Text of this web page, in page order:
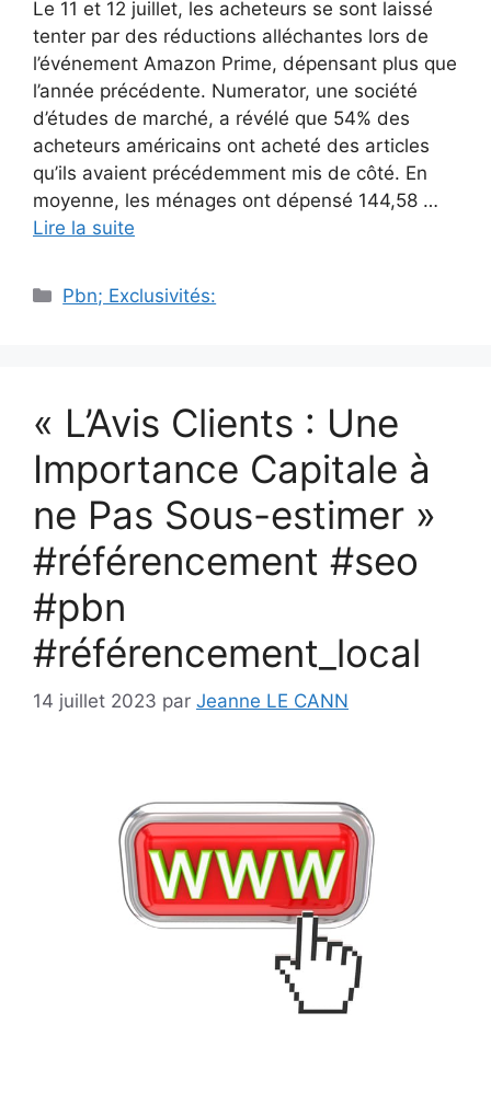
Le 11 et 12 juillet, les acheteurs se sont laissé
tenter par des réductions alléchantes lors de
l’événement Amazon Prime, dépensant plus que
l’année précédente. Numerator, une société
d’études de marché, a révélé que 54% des
acheteurs américains ont acheté des articles
qu’ils avaient précédemment mis de côté. En
moyenne, les ménages ont dépensé 144,58 …
Lire la suite
Catégories
Pbn; Exclusivités:
« L’Avis Clients : Une
Importance Capitale à
ne Pas Sous-estimer »
#référencement #seo
#pbn
#référencement_local
14 juillet 2023 par Jeanne LE CANN